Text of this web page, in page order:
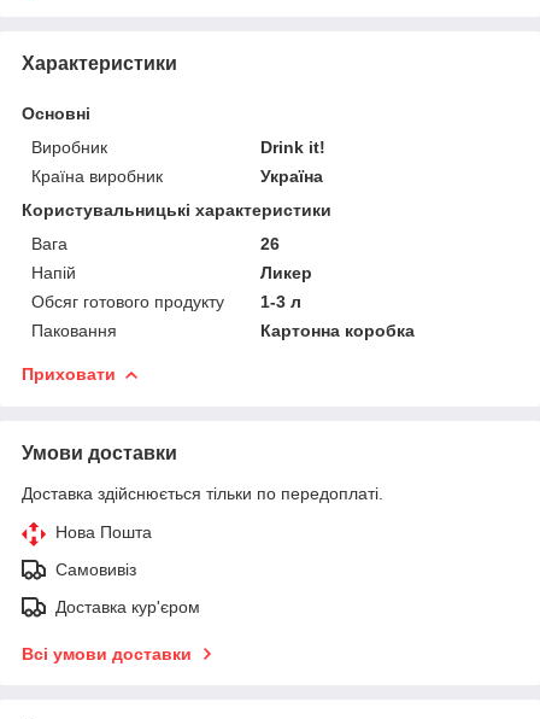
Характеристики
Основні
Виробник
Drink it!
Країна виробник
Україна
Користувальницькі характеристики
Вага
26
Напій
Ликер
Обсяг готового продукту
1-3 л
Паковання
Картонна коробка
Приховати
Умови доставки
Доставка здійснюється тільки по передоплаті.
Нова Пошта
Самовивіз
Доставка кур'єром
Всі умови доставки